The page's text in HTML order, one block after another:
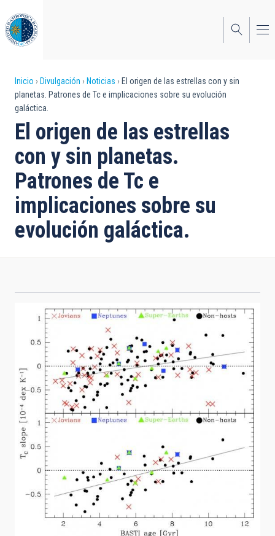
al
contenido
principal
Sobrescribir
enlaces
de
ayuda
a
la
navegación
Inicio Divulgación Noticias
El origen de las estrellas con y sin
planetas. Patrones de Tc e implicaciones sobre su evolución
galáctica.
El origen de las estrellas
con y sin planetas.
Patrones de Tc e
implicaciones sobre su
evolución galáctica.